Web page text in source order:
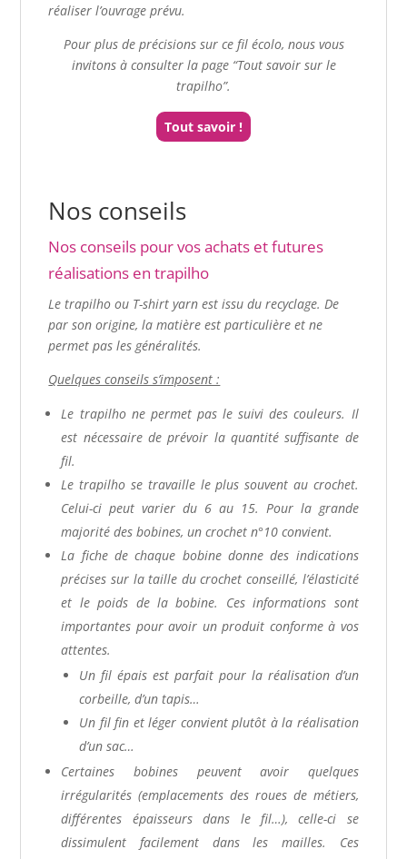
réaliser l’ouvrage prévu.
Pour plus de précisions sur ce fil écolo, nous vous
invitons à consulter la page “Tout savoir sur le
trapilho”.
Tout savoir !
Nos conseils
Nos conseils pour vos achats et futures
réalisations en trapilho
Le trapilho ou T-shirt yarn est issu du recyclage. De
par son origine, la matière est particulière et ne
permet pas les généralités.
Quelques conseils s’imposent :
Le trapilho ne permet pas le suivi des couleurs. Il
est nécessaire de prévoir la quantité suffisante de
fil.
Le trapilho se travaille le plus souvent au crochet.
Celui-ci peut varier du 6 au 15. Pour la grande
majorité des bobines, un crochet n°10 convient.
La fiche de chaque bobine donne des indications
précises sur la taille du crochet conseillé, l’élasticité
et le poids de la bobine. Ces informations sont
importantes pour avoir un produit conforme à vos
attentes.
Un fil épais est parfait pour la réalisation d’un
corbeille, d’un tapis…
Un fil fin et léger convient plutôt à la réalisation
d’un sac…
Certaines bobines peuvent avoir quelques
irrégularités (emplacements des roues de métiers,
différentes épaisseurs dans le fil…), celle-ci se
dissimulent facilement dans les mailles. Ces